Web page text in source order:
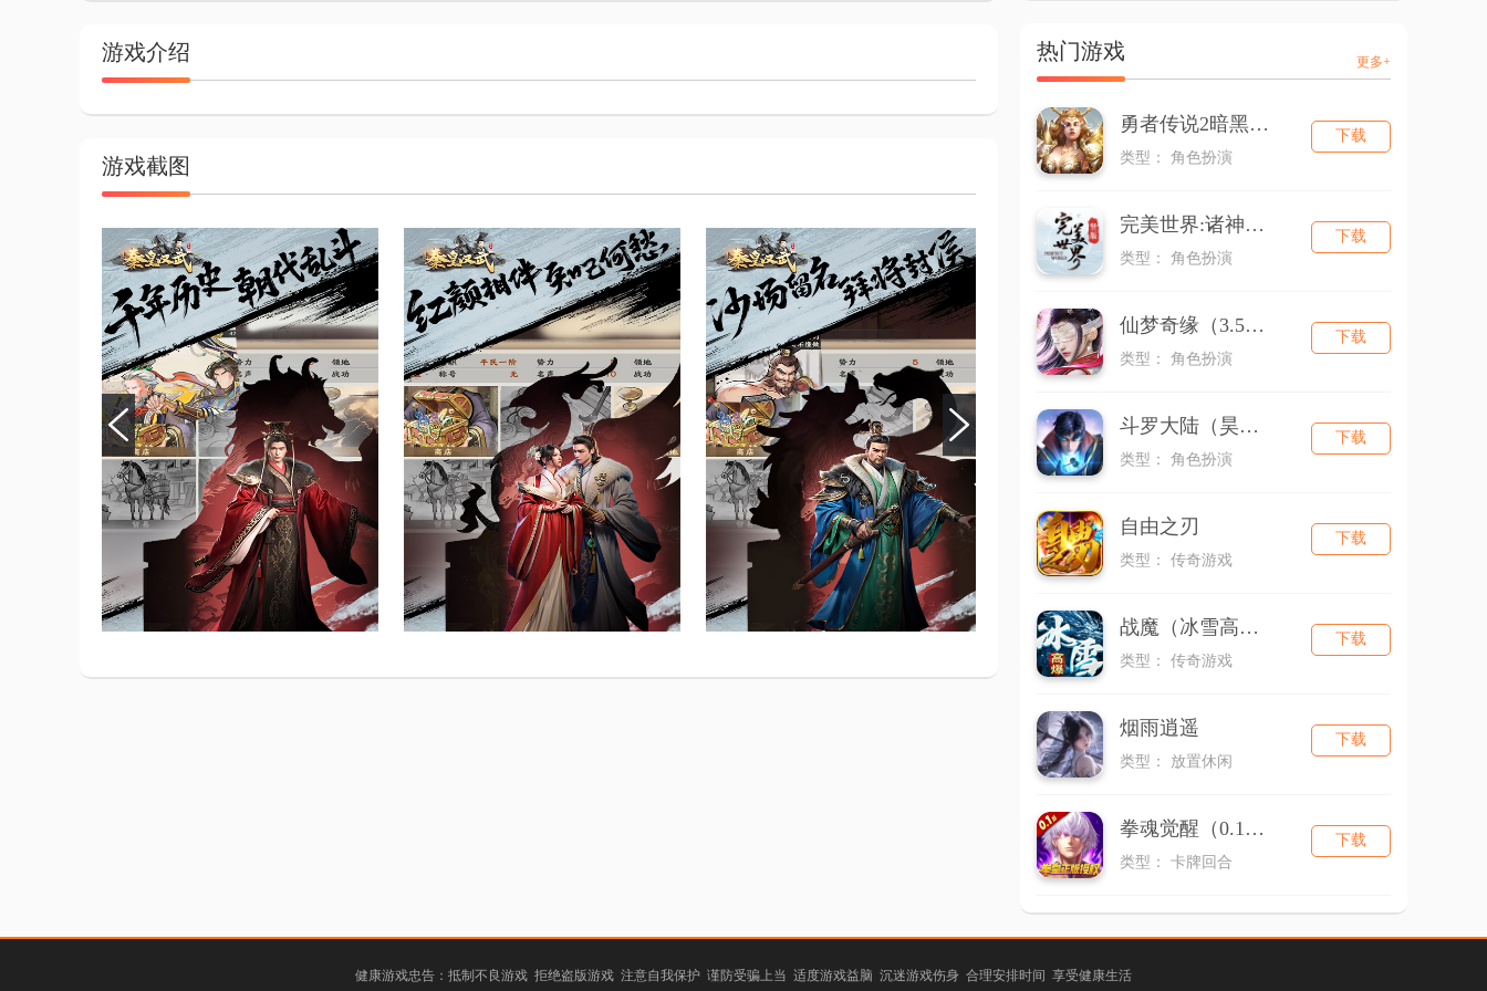
游戏介绍
游戏截图
热门游戏 更多+
勇者传说2暗黑崛起
类型： 角色扮演
下载
完美世界:诸神之战
类型： 角色扮演
下载
仙梦奇缘（3.5折版本）
类型： 角色扮演
下载
斗罗大陆（昊天服）
类型： 角色扮演
下载
自由之刃
类型： 传奇游戏
下载
战魔（冰雪高爆）
类型： 传奇游戏
下载
烟雨逍遥
类型： 放置休闲
下载
拳魂觉醒（0.1折拳皇正版授权）
类型： 卡牌回合
下载
健康游戏忠告：抵制不良游戏 拒绝盗版游戏 注意自我保护 谨防受骗上当 适度游戏益脑 沉迷游戏伤身 合理安排时间 享受健康生活